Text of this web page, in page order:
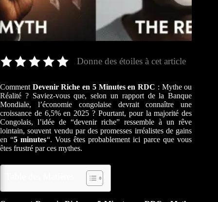
Donne des étoiles à cet article
Comment Devenir Riche en 5 Minutes en RDC : Mythe ou
Réalité ? Saviez-vous que, selon un rapport de la Banque
Mondiale, l’économie congolaise devrait connaître une
croissance de 6,5% en 2025 ? Pourtant, pour la majorité des
Congolais, l’idée de “devenir riche” ressemble à un rêve
lointain, souvent vendu par des promesses irréalistes de gains
en “5 minutes“. Vous êtes probablement ici parce que vous
êtes frustré par ces mythes.